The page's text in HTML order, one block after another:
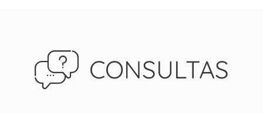
CONSULTAS